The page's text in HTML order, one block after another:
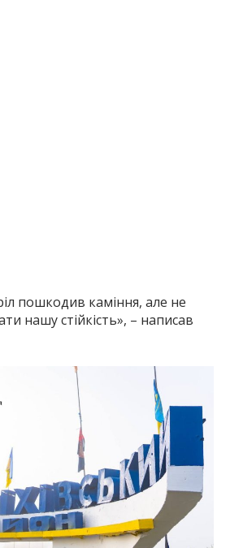
пошкодив каміння, але не
нашу стійкість», – написав